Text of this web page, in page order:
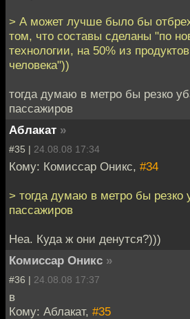
> А может лучше было бы
том, что составы сделаны "по
технологии, на 50% из
человека"))
тогда думаю в метро бы резко
пассажиров
Аблакат »
#35 | 24.08.08 17:34
Кому: Комиссар Оникс, #34
> тогда думаю в метро бы резко
пассажиров
Неа. Куда ж они денутся?)))
Комиссар Оникс »
#36 | 24.08.08 17:37
в
Кому: Аблакат, #35